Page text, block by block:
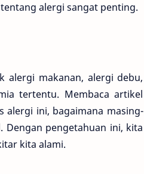
alergi sangat penting.
alergi makanan, alergi debu,
tertentu. Membaca artikel
alergi ini, bagaimana masing-
pengetahuan ini, kita
kita alami.